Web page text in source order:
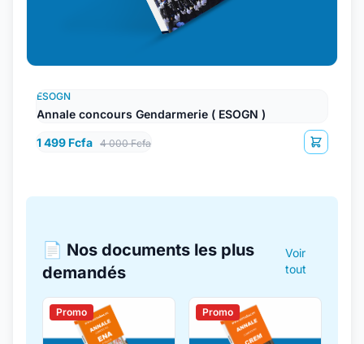
ESOGN
Annale concours Gendarmerie ( ESOGN )
1 499 Fcfa 4 000 Fcfa
📄 Nos documents les plus
demandés
Voir
tout
Promo Promo